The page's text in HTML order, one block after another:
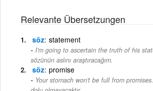
Relevante Übersetzungen
söz statement
I'm going to ascertain the truth of his
sözünün aslını araştıracağım.
söz promise
Your stomach won't be full from promises.